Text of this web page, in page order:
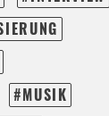
MUSIK